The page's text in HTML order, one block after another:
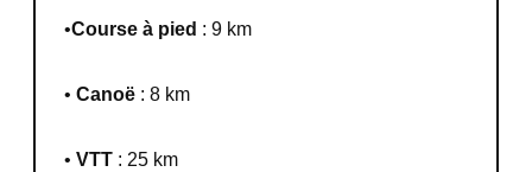
•Course à pied : 9 km
•Canoë : 8 km
•VTT : 25 km